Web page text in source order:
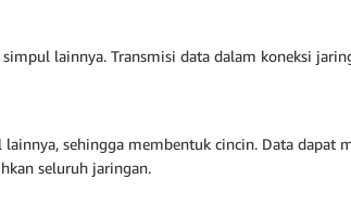
lainnya. Transmisi data dalam koneksi
sehingga membentuk cincin. Data dapat
seluruh jaringan.